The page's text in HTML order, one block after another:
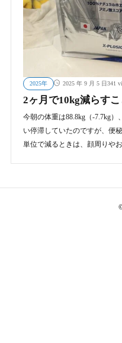
2025年 2025 年 9 月 5 日341
2ヶ月で10kg減らす
今朝の体重は88.8kg（-7.7kg）
い停滞していたのですが、便
単位で減るときは、顔周りや